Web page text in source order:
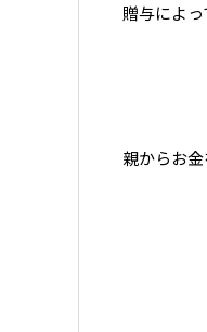
贈与によ
親からお